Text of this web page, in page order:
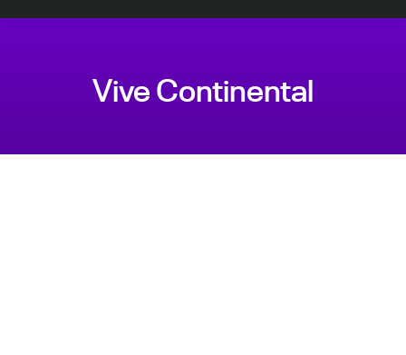
Vive Continental